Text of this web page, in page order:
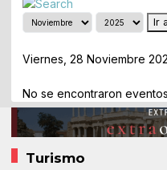
Ir
Viernes, 28 Noviembre
No se encontraron eventos
Turismo